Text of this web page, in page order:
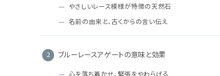
やさしいレース模様が特徴の天然石
名前の由来と、古くからの言い伝え
ブルーレースアゲートの意味と効果
心を落ち着かせ、緊張をやわらげる